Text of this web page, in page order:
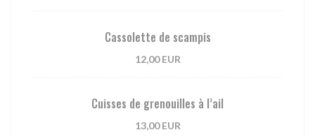
Cassolette de scampis
12,00 EUR
Cuisses de grenouilles à l’ail
13,00 EUR